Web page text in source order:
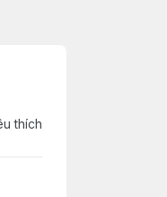
thích